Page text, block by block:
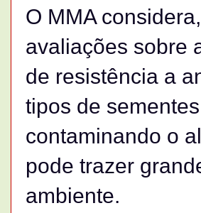
O MMA
avaliações sobre
de resistência a
tipos de
contaminando o
pode trazer
ambiente.